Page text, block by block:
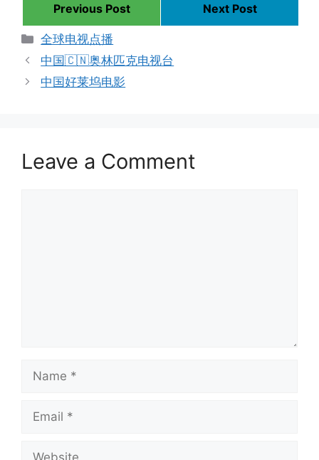
Previous Post
Next Post
Categories
全球电视点播
中国🇨🇳奥林匹克电视台
中国好莱坞电影
Leave a Comment